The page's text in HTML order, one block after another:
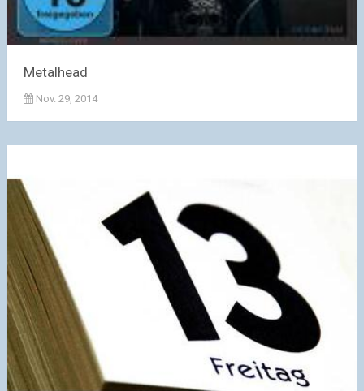
Metalhead
Nov. 29, 2014